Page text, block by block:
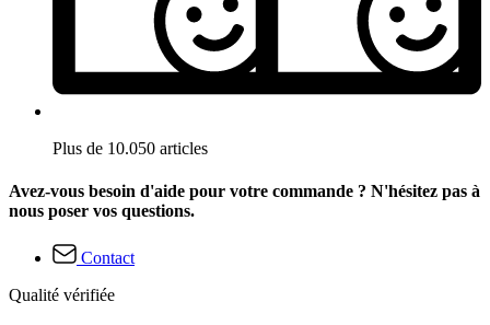
Plus de 10.050 articles
Avez-vous besoin d'aide pour votre commande ? N'hésitez pas à
nous poser vos questions.
Contact
Qualité vérifiée